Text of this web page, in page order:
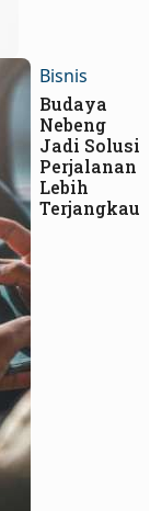
Bisnis
Budaya
Nebeng
Jadi Solusi
Perjalanan
Lebih
Terjangkau